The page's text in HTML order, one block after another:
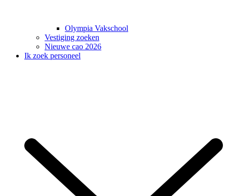
Olympia Vakschool
Vestiging zoeken
Nieuwe cao 2026
Ik zoek personeel